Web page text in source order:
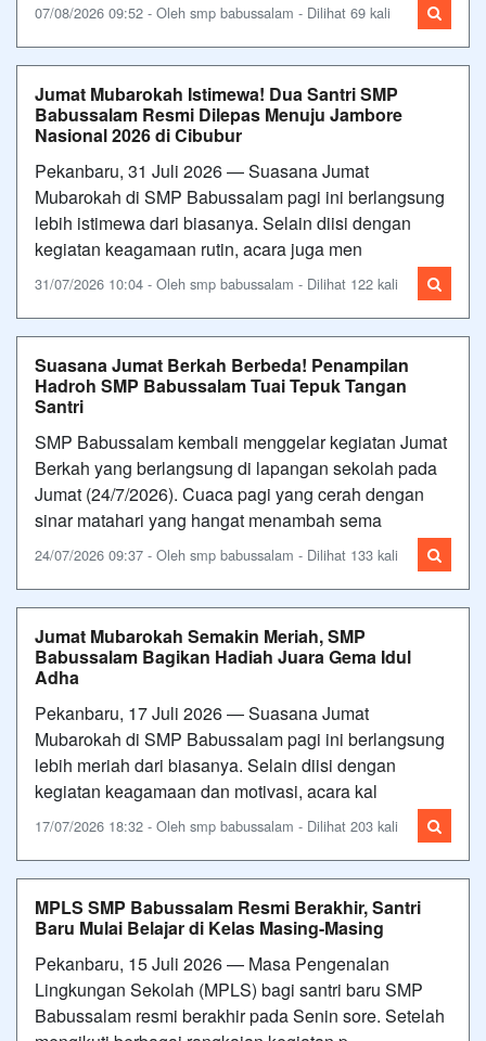
07/08/2026 09:52 - Oleh smp babussalam - Dilihat 69 kali
Jumat Mubarokah Istimewa! Dua Santri SMP
Babussalam Resmi Dilepas Menuju Jambore
Nasional 2026 di Cibubur
Pekanbaru, 31 Juli 2026 — Suasana Jumat
Mubarokah di SMP Babussalam pagi ini berlangsung
lebih istimewa dari biasanya. Selain diisi dengan
kegiatan keagamaan rutin, acara juga men
31/07/2026 10:04 - Oleh smp babussalam - Dilihat 122 kali
Suasana Jumat Berkah Berbeda! Penampilan
Hadroh SMP Babussalam Tuai Tepuk Tangan
Santri
SMP Babussalam kembali menggelar kegiatan Jumat
Berkah yang berlangsung di lapangan sekolah pada
Jumat (24/7/2026). Cuaca pagi yang cerah dengan
sinar matahari yang hangat menambah sema
24/07/2026 09:37 - Oleh smp babussalam - Dilihat 133 kali
Jumat Mubarokah Semakin Meriah, SMP
Babussalam Bagikan Hadiah Juara Gema Idul
Adha
Pekanbaru, 17 Juli 2026 — Suasana Jumat
Mubarokah di SMP Babussalam pagi ini berlangsung
lebih meriah dari biasanya. Selain diisi dengan
kegiatan keagamaan dan motivasi, acara kal
17/07/2026 18:32 - Oleh smp babussalam - Dilihat 203 kali
MPLS SMP Babussalam Resmi Berakhir, Santri
Baru Mulai Belajar di Kelas Masing-Masing
Pekanbaru, 15 Juli 2026 — Masa Pengenalan
Lingkungan Sekolah (MPLS) bagi santri baru SMP
Babussalam resmi berakhir pada Senin sore. Setelah